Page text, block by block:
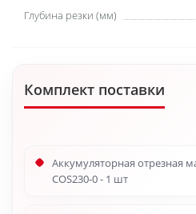
Глубина резки (мм)
Комплект поставки
Аккумуляторная отрезная
COS230-0 - 1 шт